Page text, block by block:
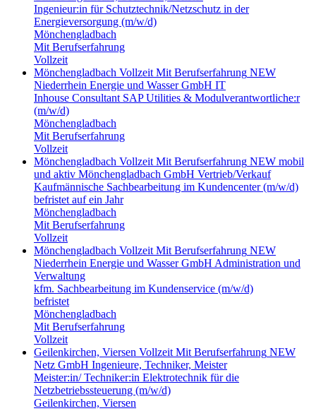
Ingenieur:in für Schutztechnik/Netzschutz in der
Energieversorgung (m/w/d)
Mönchengladbach
Mit Berufserfahrung
Vollzeit
Mönchengladbach Vollzeit Mit Berufserfahrung NEW
Niederrhein Energie und Wasser GmbH IT
Inhouse Consultant SAP Utilities & Modulverantwortliche:r
(m/w/d)
Mönchengladbach
Mit Berufserfahrung
Vollzeit
Mönchengladbach Vollzeit Mit Berufserfahrung NEW mobil
und aktiv Mönchengladbach GmbH Vertrieb/Verkauf
Kaufmännische Sachbearbeitung im Kundencenter (m/w/d)
befristet auf ein Jahr
Mönchengladbach
Mit Berufserfahrung
Vollzeit
Mönchengladbach Vollzeit Mit Berufserfahrung NEW
Niederrhein Energie und Wasser GmbH Administration und
Verwaltung
kfm. Sachbearbeitung im Kundenservice (m/w/d)
befristet
Mönchengladbach
Mit Berufserfahrung
Vollzeit
Geilenkirchen, Viersen Vollzeit Mit Berufserfahrung NEW
Netz GmbH Ingenieure, Techniker, Meister
Meister:in/ Techniker:in Elektrotechnik für die
Netzbetriebssteuerung (m/w/d)
Geilenkirchen, Viersen